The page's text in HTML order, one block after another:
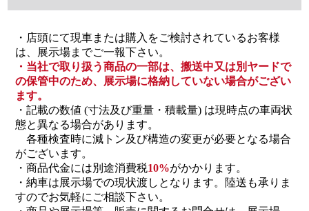
・店頭にて現車または購入をご検討されているお客様
は、展示場までご一報下さい。
・当社で取り扱う商品の一部は、搬送中又は別ヤードで
の保管中のため、展示場に格納していない場合がござい
ます。
・記載の数値 (寸法及び重量・積載量) は現時点の車両状
態と異なる場合があります。
各種検査時に減トン及び構造の変更が必要となる場合
がございます。
・商品代金には別途消費税10%がかかります。
・納車は展示場での現状渡しとなります。陸送も承りま
すのでお気軽にご相談下さい。